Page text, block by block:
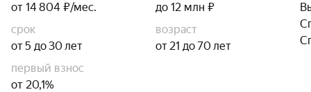
от 14 804 ₽/мес.
до 12 млн ₽
срок
от 5 до 30 лет
возраст
от 21 до 70 лет
первый взнос
от 20,1%